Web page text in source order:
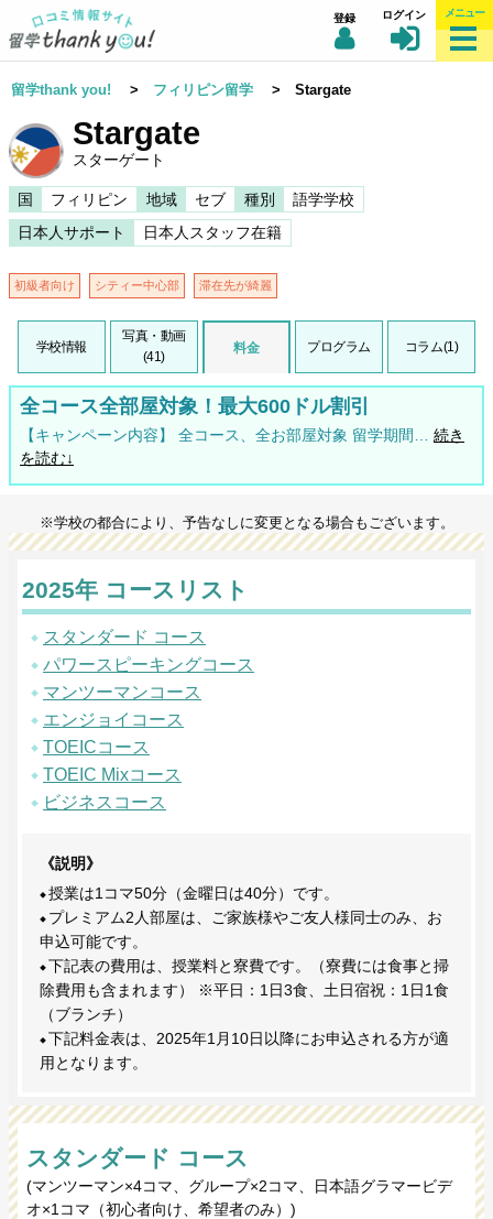
登録 ログイン メニュー
留学thank you! > フィリピン留学 > Stargate
Stargate
スターゲート
国 フィリピン 地域 セブ 種別
語学学校
日本人サポート
日本人スタッフ在籍
初級者向け シティー中心部 滞在先が綺麗
学校情報
写真・動画
(41)
料金 プログラム コラム(1)
全コース全部屋対象！最大600ドル割引
【キャンペーン内容】 全コース、全お部屋対象 留学期間… 続き
を読む↓
※学校の都合により、予告なしに変更となる場合もございます。
2025年 コースリスト
スタンダード コース
パワースピーキングコース
マンツーマンコース
エンジョイコース
TOEICコース
TOEIC Mixコース
ビジネスコース
《説明》
授業は1コマ50分（金曜日は40分）です。
プレミアム2人部屋は、ご家族様やご友人様同士のみ、お
申込可能です。
下記表の費用は、授業料と寮費です。（寮費には食事と掃
除費用も含まれます） ※平日：1日3食、土日宿祝：1日1食
（ブランチ）
下記料金表は、2025年1月10日以降にお申込される方が適
用となります。
スタンダード コース
(マンツーマン×4コマ、グループ×2コマ、日本語グラマービデ
オ×1コマ（初心者向け、希望者のみ）)